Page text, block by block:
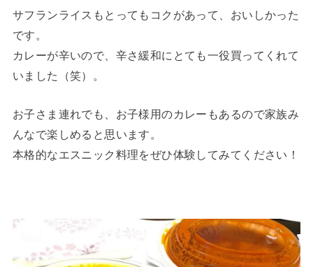
サフランライスもとってもコクがあって、おいしかった
です。
カレーが辛いので、辛さ緩和にとても一役買ってくれて
いました（笑）。
お子さま連れでも、お子様用のカレーもあるので家族み
んなで楽しめると思います。
本格的なエスニック料理をぜひ体験してみてください！